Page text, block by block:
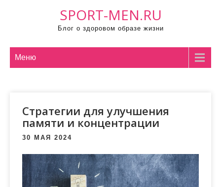
SPORT-MEN.RU
Блог о здоровом образе жизни
Меню
Стратегии для улучшения
памяти и концентрации
30 МАЯ 2024